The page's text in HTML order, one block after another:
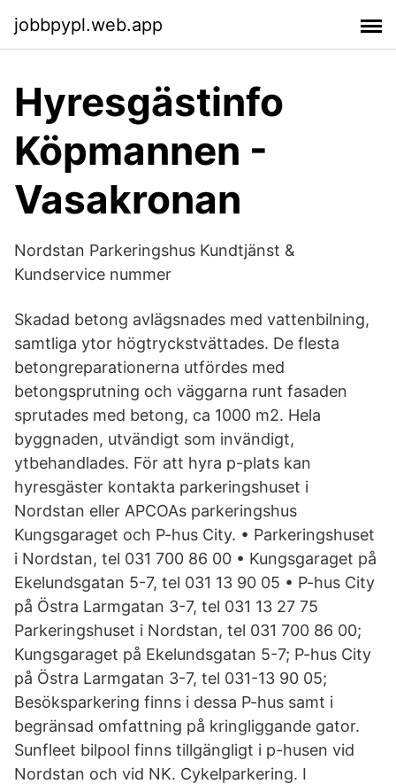
jobbpypl.web.app
Hyresgästinfo
Köpmannen -
Vasakronan
Nordstan Parkeringshus Kundtjänst &
Kundservice nummer
Skadad betong avlägsnades med vattenbilning,
samtliga ytor högtryckstvättades. De flesta
betongreparationerna utfördes med
betongsprutning och väggarna runt fasaden
sprutades med betong, ca 1000 m2. Hela
byggnaden, utvändigt som invändigt,
ytbehandlades. För att hyra p-plats kan
hyresgäster kontakta parkeringshuset i
Nordstan eller APCOAs parkeringshus
Kungsgaraget och P-hus City. • Parkeringshuset
i Nordstan, tel 031 700 86 00 • Kungsgaraget på
Ekelundsgatan 5-7, tel 031 13 90 05 • P-hus City
på Östra Larmgatan 3-7, tel 031 13 27 75
Parkeringshuset i Nordstan, tel 031 700 86 00;
Kungsgaraget på Ekelundsgatan 5-7; P-hus City
på Östra Larmgatan 3-7, tel 031-13 90 05;
Besöksparkering finns i dessa P-hus samt i
begränsad omfattning på kringliggande gator.
Sunfleet bilpool finns tillgängligt i p-husen vid
Nordstan och vid NK. Cykelparkering. I